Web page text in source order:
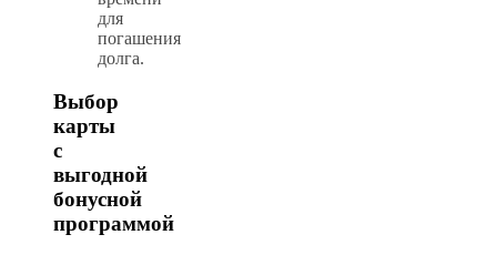
для
погашения
долга.
Выбор
карты
с
выгодной
бонусной
программой